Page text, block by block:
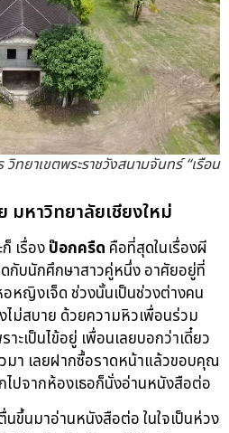
ทยาเขตพระราชวังสนามจันทร์ “เรือน
มหาวิทยาลัยเชียงใหม่
เรื่องป๊อกครืด คือที่สุดในเรื่องผี
กับนักศึกษาสาวคู่หนึ่ง อาศัยอยู่ที่
หญิงเจ็ด ช่วงนั้นเป็นช่วงต่างคน
ม่สบาย ด้วยความหิวเพื่อนร่วม
ะเป็นไข้อยู่ เพื่อนเลยบอกว่าเดี๋ยว
มา เลยฝากซื้อราดหน้าแล้วขอบคุณ
ไปจากห้องเธอก็นั่งอ่านหนังสือต่อ
ขึ้นมาอ่านหนังสือต่อ ในใจเป็นห่วง